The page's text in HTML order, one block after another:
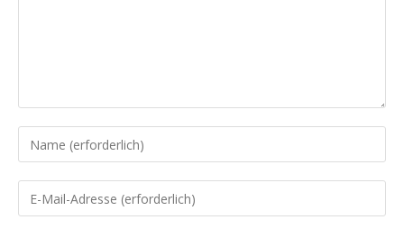
Gib
deinen
Namen
oder
Gib
deine